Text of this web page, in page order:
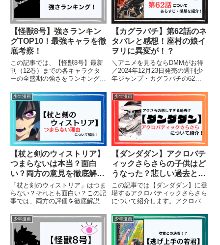
【怪獣8号】強さランキン
グTOP10！最強キャラを徹
底考察！
この記事では、【怪獣8号】最新
刊（12巻）までの各キャラクタ
ーの全盛期の強さをランキング形
レを含みます）
【カグラバチ】第62話のネ
タバレと感想！座村の娘イ
ヲリに異変が！？
＼アニメを見るならDMMがお得
／2024年12月23日発売の週刊少
年ジャンプ・カグラバチの62話
見どころやあらすじ、感想を紹介
します。【カグラバチ】を読むの
がオススメの人はこちら！・王道
ジャンプ・ダークファンタ...
少年漫画
【杖と剣のウィストリア】
つまらないは本当？面白
い？両方の意見を徹底解
説！
「杖と剣のウィストリア」はつま
らない？それとも面白い？この記
事では、両方の評価を徹底解説し
キャラクターの成長不足が指摘さ
れる一方、バトルシーンの迫力や
美しい作画に魅了される読者も多
いです。
少年漫画
【ダンダダン】アクロバテ
ィックさらさらの子供はど
うなった？悲しい過去と強
さを解説！（ネタバレ）
この記事では【ダンダダン】に登
場するアクロバティックさらさら
について紹介します。アクロバテ
の悲しい過去や正体など詳しく解
説していきたいと思います。
少年漫画 少年漫画